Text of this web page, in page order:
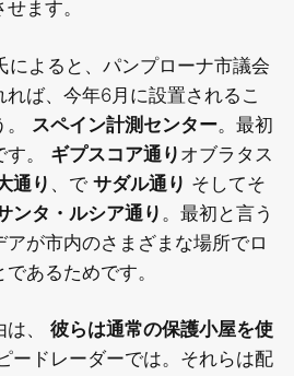
ます。
よると、パンプローナ市議会
ば、今年6月に設置されるこ
スペイン計測センター。最初
。 ギプスコア通り オブラタス
通り 、で サダル通り そしてそ
ンタ・ルシア通り 。最初と言う
が市内のさまざまな場所でロ
あるためです。
、 彼らは通常の保護小屋を使
ードレーダーでは。それらは配